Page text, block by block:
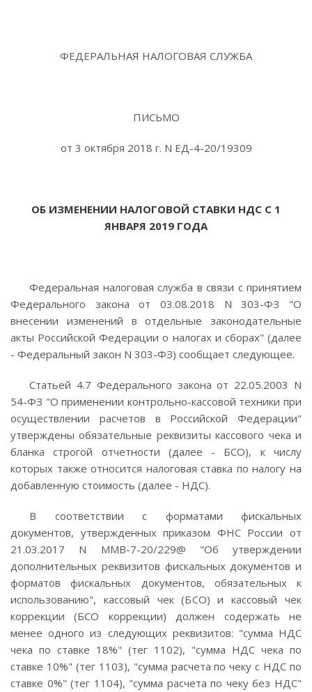
ФЕДЕРАЛЬНАЯ НАЛОГОВАЯ СЛУЖБА
ПИСЬМО
от 3 октября 2018 г. N ЕД-4-20/19309
ОБ ИЗМЕНЕНИИ НАЛОГОВОЙ СТАВКИ НДС С 1
ЯНВАРЯ 2019 ГОДА
Федеральная налоговая служба в связи с принятием
Федерального закона от 03.08.2018 N 303-ФЗ "О
внесении изменений в отдельные законодательные
акты Российской Федерации о налогах и сборах" (далее
- Федеральный закон N 303-ФЗ) сообщает следующее.
Статьей 4.7 Федерального закона от 22.05.2003 N
54-ФЗ "О применении контрольно-кассовой техники при
осуществлении расчетов в Российской Федерации"
утверждены обязательные реквизиты кассового чека и
бланка строгой отчетности (далее - БСО), к числу
которых также относится налоговая ставка по налогу на
добавленную стоимость (далее - НДС).
В соответствии с форматами фискальных
документов, утвержденных приказом ФНС России от
21.03.2017 N ММВ-7-20/229@ "Об утверждении
дополнительных реквизитов фискальных документов и
форматов фискальных документов, обязательных к
использованию", кассовый чек (БСО) и кассовый чек
коррекции (БСО коррекции) должен содержать не
менее одного из следующих реквизитов: "сумма НДС
чека по ставке 18%" (тег 1102), "сумма НДС чека по
ставке 10%" (тег 1103), "сумма расчета по чеку с НДС по
ставке 0%" (тег 1104), "сумма расчета по чеку без НДС"